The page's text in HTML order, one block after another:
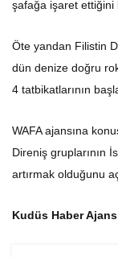
Öte yandan Filistin
dün denize doğru
4 tatbikatlarının
WAFA ajansına
Direniş gruplarının
artırmak olduğunu
Kudüs Haber